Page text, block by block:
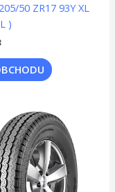
50 ZR17 93Y XL
)